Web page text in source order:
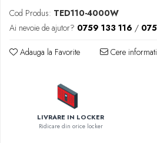
Carcase protectie NOCO BOOST
Invertoare Auto
Aparate de spalat cu presiune
Cod Produs: TED110-4000W
Ai nevoie de ajutor? 0759 133 116 /
Adauga la Favorite Cere
LIVRARE IN LOCKER
Ridicare din orice locker